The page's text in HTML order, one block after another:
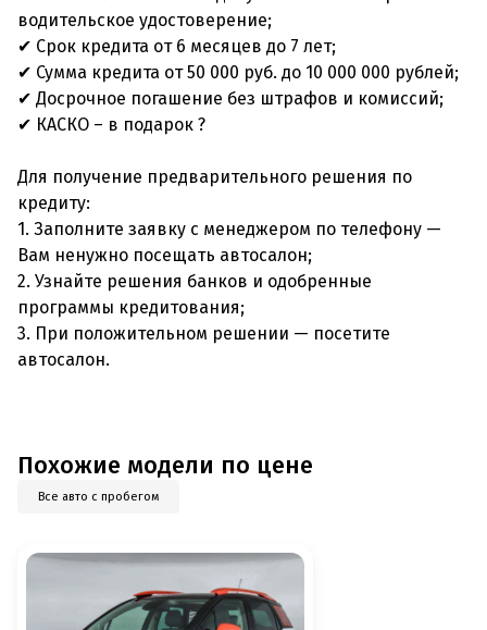
водительское удостоверение;
✔ Срок кредита от 6 месяцев до 7 лет;
✔ Сумма кредита от 50 000 руб. до 10 000 000 рублей;
✔ Досрочное погашение без штрафов и комиссий;
✔ КАСКО – в подарок ?
Для получение предварительного решения по
кредиту:
1. Заполните заявку с менеджером по телефону —
Вам ненужно посещать автосалон;
2. Узнайте решения банков и одобренные
программы кредитования;
3. При положительном решении — посетите
автосалон.
Похожие модели по цене
Все авто с пробегом